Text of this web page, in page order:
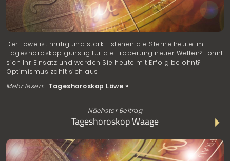
Der Löwe ist mutig und stark - stehen die Sterne heute im
Tageshoroskop günstig für die Eroberung neuer Welten? Lohnt
sich Ihr Einsatz und werden Sie heute mit Erfolg belohnt?
Optimismus zahlt sich aus!
Mehr lesen: Tageshoroskop Löwe »
Nächster Beitrag
Tageshoroskop Waage